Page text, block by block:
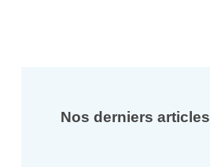
Nos derniers articles